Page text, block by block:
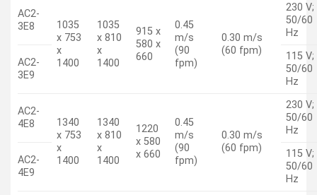
AC2-
3E8
1035
x 753
x
1400
1035
x 810
x
1400
915 x
580 x
660
0.45
m/s
(90
fpm)
0.30 m/s
(60 fpm)
230 V;
50/60
Hz
AC2-
3E9
115 V;
50/60
Hz
AC2-
4E8
1340
x 753
x
1400
1340
x 810
x
1400
1220
x 580
x 660
0.45
m/s
(90
fpm)
0.30 m/s
(60 fpm)
230 V;
50/60
Hz
AC2-
4E9
115 V;
50/60
Hz